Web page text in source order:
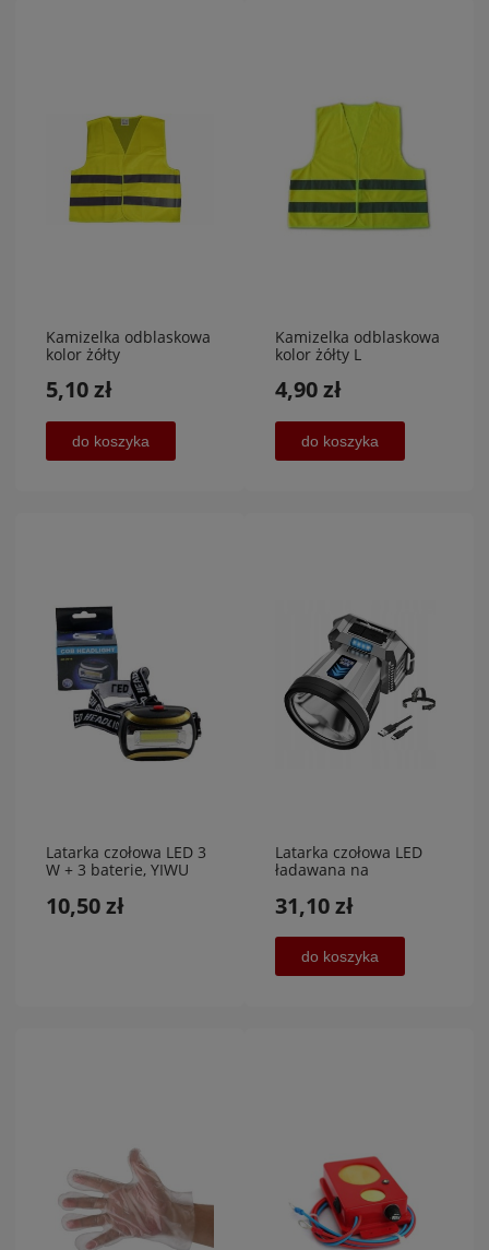
Kamizelka odblaskowa
kolor żółty
5,10 zł
do koszyka
Kamizelka odblaskowa
kolor żółty L
4,90 zł
do koszyka
Latarka czołowa LED 3
W + 3 baterie, YIWU
10,50 zł
Latarka czołowa LED
ładawana na
31,10 zł
do koszyka